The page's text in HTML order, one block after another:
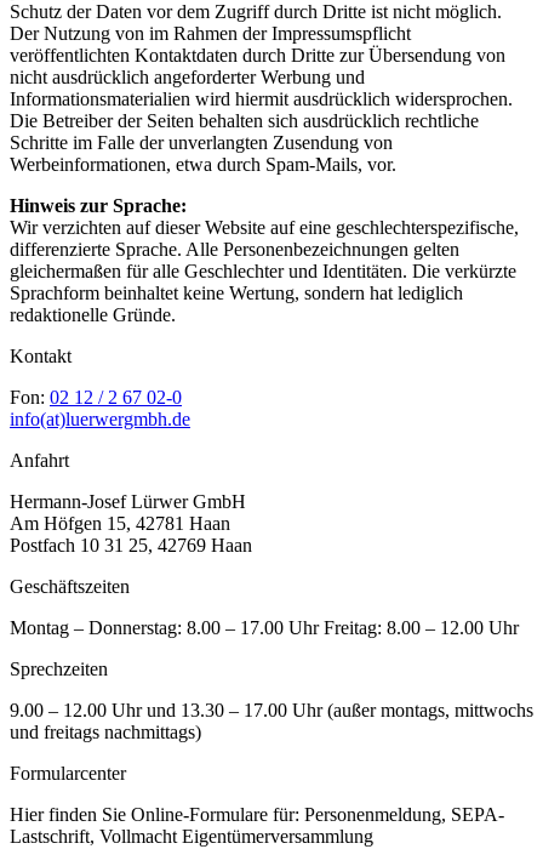
Schutz der Daten vor dem Zugriff durch Dritte ist nicht möglich.
Der Nutzung von im Rahmen der Impressumspflicht
veröffentlichten Kontaktdaten durch Dritte zur Übersendung von
nicht ausdrücklich angeforderter Werbung und
Informationsmaterialien wird hiermit ausdrücklich widersprochen.
Die Betreiber der Seiten behalten sich ausdrücklich rechtliche
Schritte im Falle der unverlangten Zusendung von
Werbeinformationen, etwa durch Spam-Mails, vor.
Hinweis zur Sprache:
Wir verzichten auf dieser Website auf eine geschlechterspezifische,
differenzierte Sprache. Alle Personenbezeichnungen gelten
gleichermaßen für alle Geschlechter und Identitäten. Die verkürzte
Sprachform beinhaltet keine Wertung, sondern hat lediglich
redaktionelle Gründe.
Kontakt
Fon: 02 12 / 2 67 02-0
info(at)luerwergmbh.de
Anfahrt
Hermann-Josef Lürwer GmbH
Am Höfgen 15, 42781 Haan
Postfach 10 31 25, 42769 Haan
Geschäftszeiten
Montag – Donnerstag: 8.00 – 17.00 Uhr Freitag: 8.00 – 12.00 Uhr
Sprechzeiten
9.00 – 12.00 Uhr und 13.30 – 17.00 Uhr (außer montags, mittwochs
und freitags nachmittags)
Formularcenter
Hier finden Sie Online-Formulare für: Personenmeldung, SEPA-
Lastschrift, Vollmacht Eigentümerversammlung